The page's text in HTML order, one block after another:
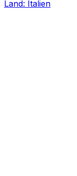
Land: Italien